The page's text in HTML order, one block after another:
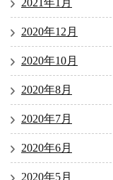
2021年1月
2020年12月
2020年10月
2020年8月
2020年7月
2020年6月
2020年5月